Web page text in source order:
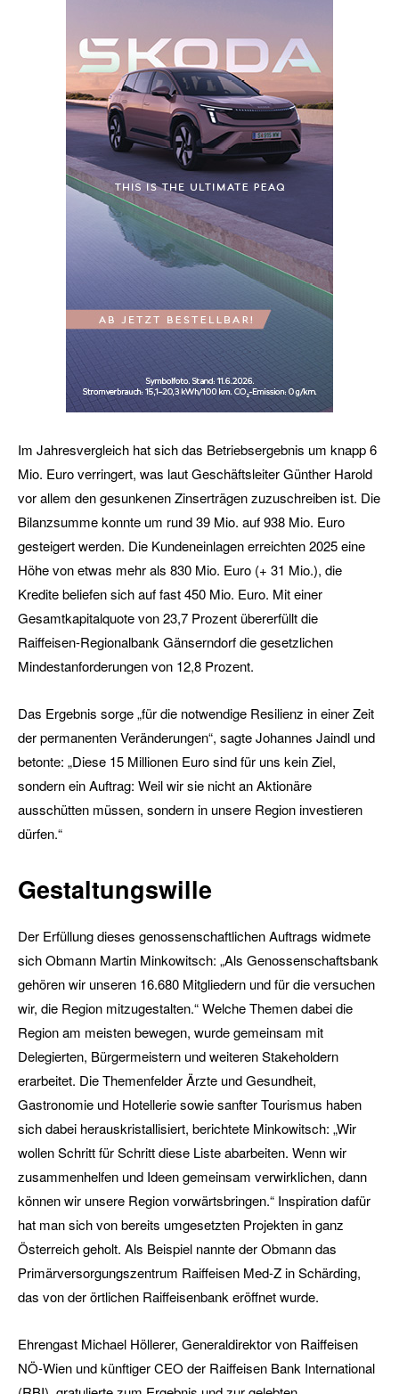
Im Jahresvergleich hat sich das Betriebsergebnis um knapp 6
Mio. Euro verringert, was laut Geschäftsleiter Günther Harold
vor allem den gesunkenen Zinserträgen zuzuschreiben ist. Die
Bilanzsumme konnte um rund 39 Mio. auf 938 Mio. Euro
gesteigert werden. Die Kundeneinlagen erreichten 2025 eine
Höhe von etwas mehr als 830 Mio. Euro (+ 31 Mio.), die
Kredite beliefen sich auf fast 450 Mio. Euro. Mit einer
Gesamtkapitalquote von 23,7 Prozent übererfüllt die
Raiffeisen-Regionalbank Gänserndorf die gesetzlichen
Mindestanforderungen von 12,8 Prozent.
Das Ergebnis sorge „für die notwendige Resilienz in einer Zeit
der permanenten Veränderungen“, sagte Johannes Jaindl und
betonte: „Diese 15 Millionen Euro sind für uns kein Ziel,
sondern ein Auftrag: Weil wir sie nicht an Aktionäre
ausschütten müssen, sondern in unsere Region investieren
dürfen.“
Gestaltungswille
Der Erfüllung dieses genossenschaftlichen Auftrags widmete
sich Obmann Martin Minkowitsch: „Als Genossenschaftsbank
gehören wir unseren 16.680 Mitgliedern und für die versuchen
wir, die Region mitzugestalten.“ Welche Themen dabei die
Region am meisten bewegen, wurde gemeinsam mit
Delegierten, Bürgermeistern und weiteren Stakeholdern
erarbeitet. Die Themenfelder Ärzte und Gesundheit,
Gastronomie und Hotellerie sowie sanfter Tourismus haben
sich dabei herauskristallisiert, berichtete Minkowitsch: „Wir
wollen Schritt für Schritt diese Liste abarbeiten. Wenn wir
zusammenhelfen und Ideen gemeinsam verwirklichen, dann
können wir unsere Region vorwärtsbringen.“ Inspiration dafür
hat man sich von bereits umgesetzten Projekten in ganz
Österreich geholt. Als Beispiel nannte der Obmann das
Primärversorgungszentrum Raiffeisen Med-Z in Schärding,
das von der örtlichen Raiffeisenbank eröffnet wurde.
Ehrengast Michael Höllerer, Generaldirektor von Raiffeisen
NÖ-Wien und künftiger CEO der Raiffeisen Bank International